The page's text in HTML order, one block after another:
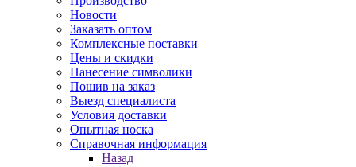
Новости
Заказать оптом
Комплексные поставки
Цены и скидки
Нанесение символики
Пошив на заказ
Выезд специалиста
Условия доставки
Опытная носка
Справочная информация
Назад